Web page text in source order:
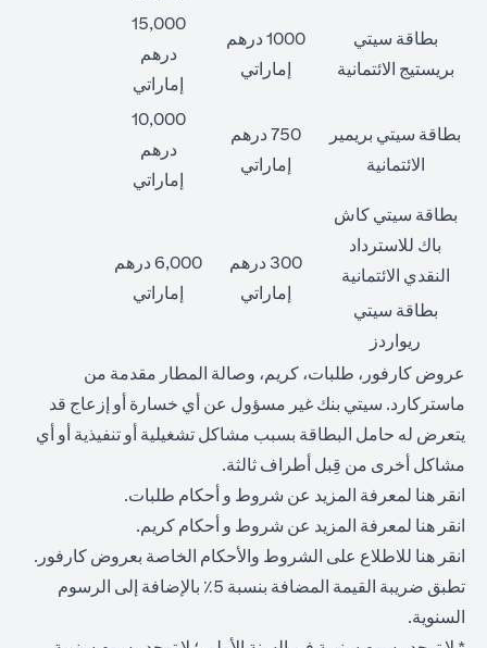
بطاقة سيتي
بريستيج الائتمانية
1000 درهم
إماراتي
15,000
درهم
إماراتي
بطاقة سيتي بريمير
الائتمانية
750 درهم
إماراتي
10,000
درهم
إماراتي
بطاقة سيتي كاش
باك للاسترداد
النقدي الائتمانية
300 درهم
إماراتي
6,000 درهم
إماراتي
بطاقة سيتي
ريواردز
عروض كارفور، طلبات، كريم، وصالة المطار مقدمة من
ماستركارد. سيتي بنك غير مسؤول عن أي خسارة أو إزعاج قد
يتعرض له حامل البطاقة بسبب مشاكل تشغيلية أو تنفيذية أو أي
مشاكل أخرى من قِبل أطراف ثالثة.
انقر هنا opens in a new tab
لمعرفة المزيد عن شروط و أحكام طلبات.
انقر هنا opens in a new tab
لمعرفة المزيد عن شروط و أحكام كريم.
انقر هنا opens in a new tab
للاطلاع على الشروط والأحكام الخاصة بعروض كارفور.
تطبق ضريبة القيمة المضافة بنسبة 5٪ بالإضافة إلى الرسوم
السنوية.